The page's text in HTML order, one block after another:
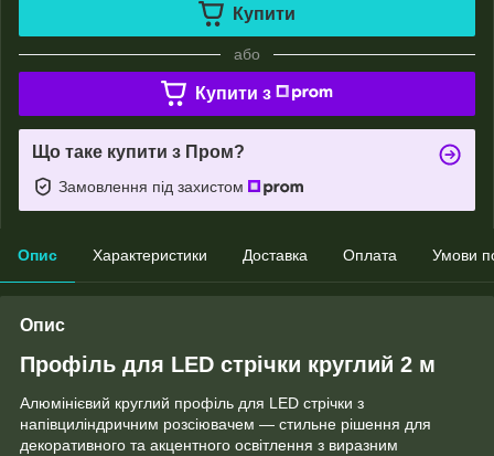
Купити
або
Купити з
Що таке купити з Пром?
Замовлення під захистом
Опис Характеристики Доставка Оплата Умови
Опис
Профіль для LED стрічки круглий 2 м
Алюмінієвий круглий профіль для LED стрічки з
напівциліндричним розсіювачем — стильне рішення для
декоративного та акцентного освітлення з виразним